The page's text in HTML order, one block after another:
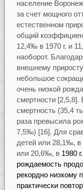
население
за счет мощного
естественном
общий
12,4‰ в 1970 г. и
наоборот.
внешнему
небольшое
очень низкой
смертности [2,5,8].
смертность (35,4
раза превысила
7,5‰) [16]. Для
детей или 28,1‰, в
или 20,6‰, в 1980
рождаемость
рекордно низкому
практически